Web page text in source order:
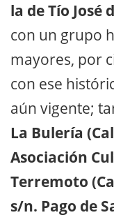
la de Tío José
con un grupo
mayores, por
con ese
aún vigente;
La Bulería
Asociación
Terremoto
s/n. Pago de